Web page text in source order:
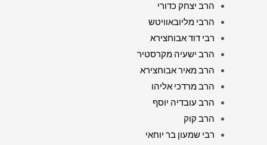
הרב יצחק כדורי
הרבי מליובאוויטש
רבי דוד אבוחצירא
הרב ישעיה מקרסטיר
הרב מאיר אבוחצירא
הרב מרדכי אליהו
הרב עובדיה יוסף
הרב קוק
רבי שמעון בר יוחאי